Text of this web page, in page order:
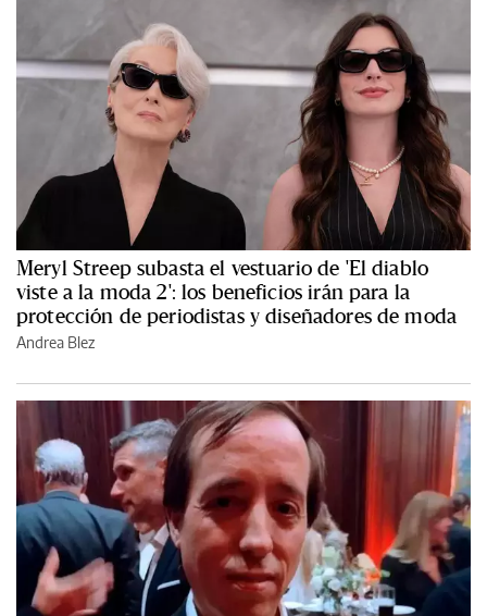
Meryl Streep subasta el vestuario de 'El diablo
viste a la moda 2': los beneficios irán para la
protección de periodistas y diseñadores de moda
Andrea Blez